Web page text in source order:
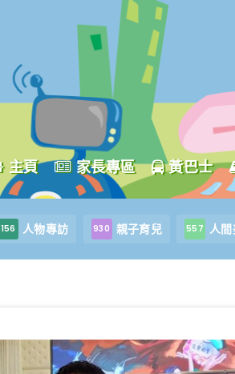
主頁 家長專區 黃巴士
156 人物專訪 930 親子育兒 557 人